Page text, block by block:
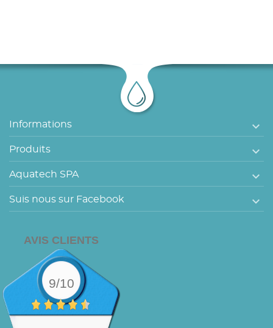
Informations 
Produits 
Aquatech SPA 
Suis nous sur Facebook 
AVIS CLIENTS
9/10